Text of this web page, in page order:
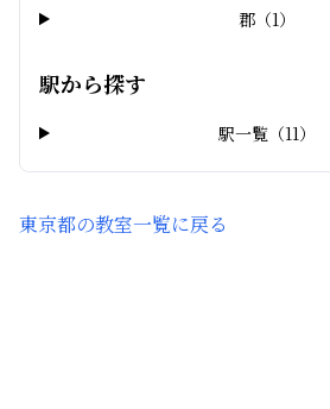
郡 （1）
駅から探す
駅一覧（11）
東京都の教室一覧に戻る